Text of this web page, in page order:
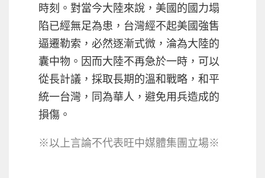
時刻。對當今大陸來說，美國的國力塌
陷已經無足為患，台灣經不起美國強售
逼遷勒索，必然逐漸式微，淪為大陸的
囊中物。因而大陸不再急於一時，可以
從長計議，採取長期的溫和戰略，和平
統一台灣，同為華人，避免用兵造成的
損傷。
※以上言論不代表旺中媒體集團立場※